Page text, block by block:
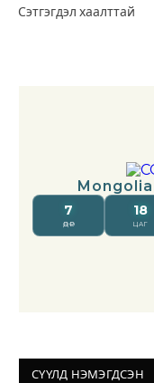
Сэтгэгдэл хаалттай
СҮҮЛД НЭМЭГДСЭН